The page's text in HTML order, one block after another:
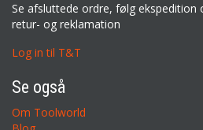
Se afsluttede ordre, følg ekspedition
retur- og reklamation
Log in til T&T
Se også
Om Toolworld